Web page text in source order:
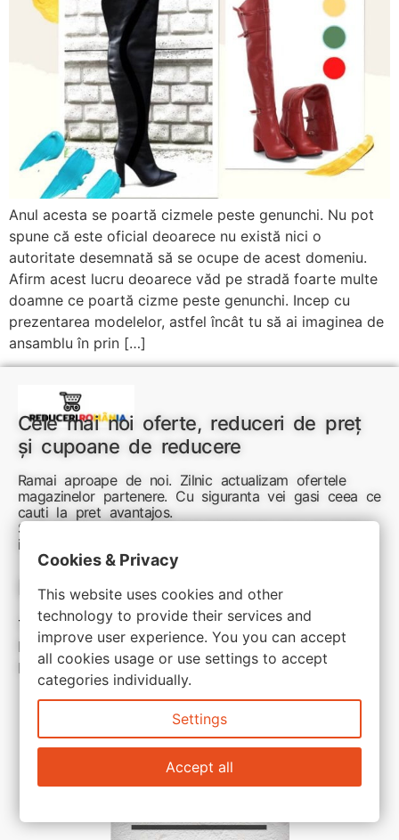
Anul acesta se poartă cizmele peste genunchi. Nu pot
spune că este oficial deoarece nu există nici o
autoritate desemnată să se ocupe de acest domeniu.
Afirm acest lucru deoarece văd pe stradă foarte multe
doamne ce poartă cizme peste genunchi. Incep cu
prezentarea modelelor, astfel încât tu să ai imaginea de
ansamblu în prin […]
Cele mai noi oferte, reduceri de preț
și cupoane de reducere
Ramai aproape de noi. Zilnic actualizam ofertele
magazinelor partenere. Cu siguranta vei gasi ceea ce
cauti la pret avantajos.
Sunteti aici pentru reduceri inteligente si cumpărături
inspirate
Link-uri utile:
Termeni si conditii
Politica de confidentialitate
Politica de cookie
Cookies & Privacy
This website uses cookies and other
technology to provide their services and
improve user experience. You you can accept
all cookies usage or use settings to accept
categories individually.
Settings
Accept all